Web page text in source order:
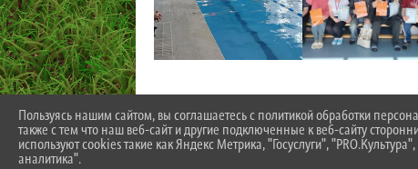
Пользуясь нашим сайтом, вы соглашаетесь с политикой обработки
также с тем что наш веб-сайт и другие подключенные к веб-сайту
используют cookies такие как Яндекс Метрика, "Госуслуги",
аналитика".